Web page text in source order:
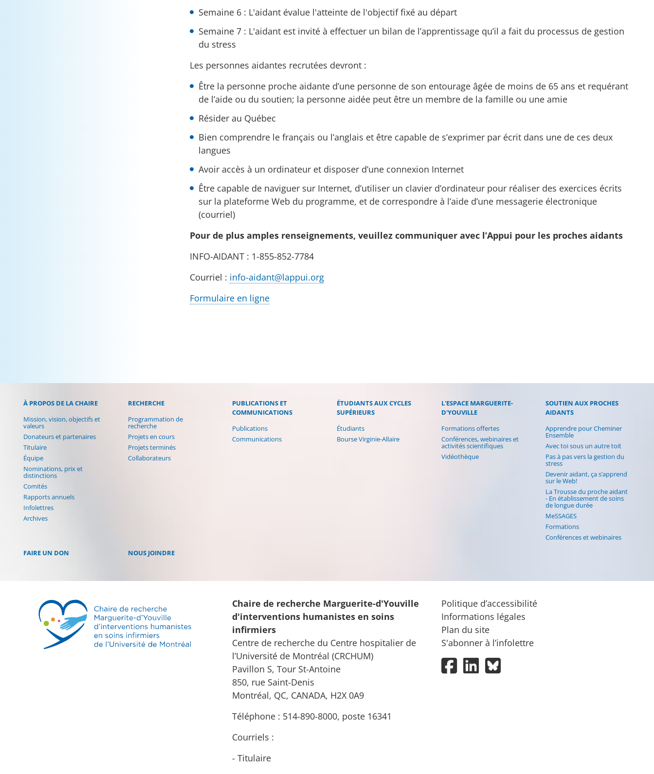
Semaine 6 : L'aidant évalue l'atteinte de l'objectif fixé au départ
Semaine 7 : L'aidant est invité à effectuer un bilan de l’apprentissage qu’il a fait du processus de gestion
du stress
Les personnes aidantes recrutées devront :
Être la personne proche aidante d’une personne de son entourage âgée de moins de 65 ans et requérant
de l’aide ou du soutien; la personne aidée peut être un membre de la famille ou une amie
Résider au Québec
Bien comprendre le français ou l’anglais et être capable de s’exprimer par écrit dans une de ces deux
langues
Avoir accès à un ordinateur et disposer d’une connexion Internet
Être capable de naviguer sur Internet, d’utiliser un clavier d’ordinateur pour réaliser des exercices écrits
sur la plateforme Web du programme, et de correspondre à l’aide d’une messagerie électronique
(courriel)
Pour de plus amples renseignements, veuillez communiquer avec l’Appui pour les proches aidants
INFO-AIDANT : 1-855-852-7784
Courriel : info-aidant@lappui.org
Formulaire en ligne
À PROPOS DE LA CHAIRE
Mission, vision, objectifs et
valeurs
Donateurs et partenaires
Titulaire
Équipe
Nominations, prix et
distinctions
Comités
Rapports annuels
Infolettres
Archives
RECHERCHE
Programmation de
recherche
Projets en cours
Projets terminés
Collaborateurs
PUBLICATIONS ET
COMMUNICATIONS
Publications
Communications
ÉTUDIANTS AUX CYCLES
SUPÉRIEURS
Étudiants
Bourse Virginie-Allaire
L'ESPACE MARGUERITE-
D'YOUVILLE
Formations offertes
Conférences, webinaires et
activités scientifiques
Vidéothèque
SOUTIEN AUX PROCHES
AIDANTS
Apprendre pour Cheminer
Ensemble
Avec toi sous un autre toit
Pas à pas vers la gestion du
stress(current)
Devenir aidant, ça s’apprend
sur le Web!
La Trousse du proche aidant
- En établissement de soins
de longue durée
MeSSAGES
Formations
Conférences et webinaires
FAIRE UN DON
NOUS JOINDRE
Chaire de recherche Marguerite-d'Youville
d'interventions humanistes en soins
infirmiers
Centre de recherche du Centre hospitalier de
l’Université de Montréal (CRCHUM)
Pavillon S, Tour St-Antoine
850, rue Saint-Denis
Montréal, QC, CANADA, H2X 0A9
Téléphone : 514-890-8000, poste 16341
Courriels :
- Titulaire
Politique d’accessibilité
Informations légales
Plan du site
S'abonner à l’infolettre
Facebook
LinkedInBluesky